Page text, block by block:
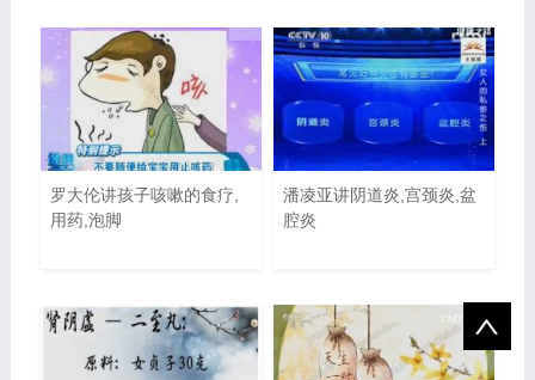
罗大伦讲孩子咳嗽的食疗,
用药,泡脚
潘凌亚讲阴道炎,宫颈炎,盆
腔炎